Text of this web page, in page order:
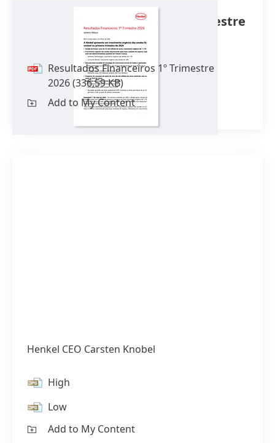
Resultados Financeiros 1º Trimestre
Resultados Financeiros 1º Trimestre
2026(336,59 KB)
Add to My Content
Henkel CEO Carsten Knobel
High
Low
Add to My Content